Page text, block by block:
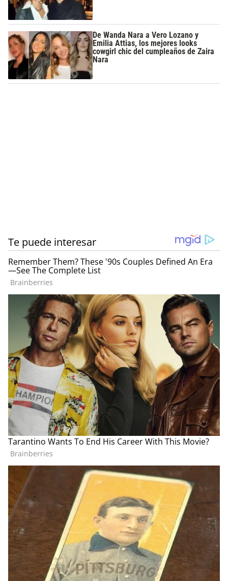
De Wanda Nara a Vero Lozano y
Emilia Attias, los mejores looks
cowgirl chic del cumpleaños de Zaira
Nara